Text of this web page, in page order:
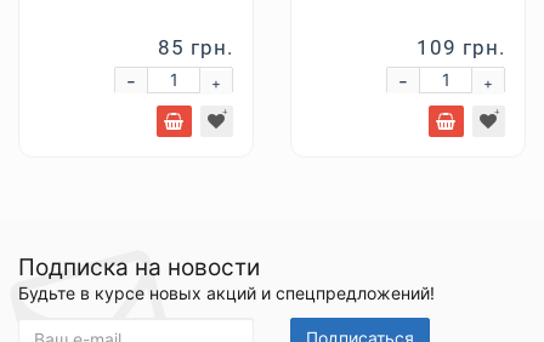
85 грн.
+
-
109 грн.
+
-
Подписка на новости
Будьте в курсе новых акций и спецпредложений!
Подписаться